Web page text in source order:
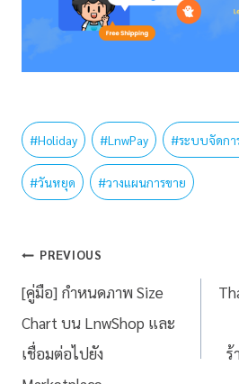
#Holiday #LnwPay #ระบบจัดกา
#วันหยุด #วางแผนการขาย
PREVIOUS
[คู่มือ] กำหนดภาพ Size
Chart บน LnwShop และ
เชื่อมต่อไปยัง
ร้